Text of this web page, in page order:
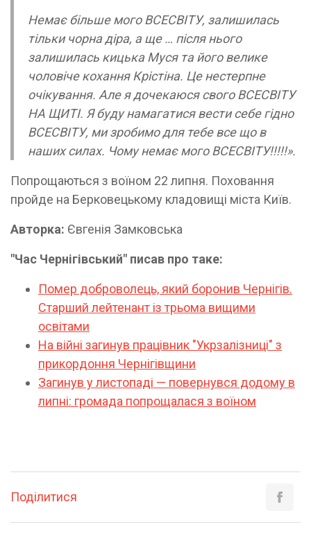
Немає більше мого ВСЕСВІТУ, залишилась
тільки чорна діра, а ще … після нього
залишилась кицька Муся та його велике
чоловіче кохання Крістіна. Це нестерпне
очікування. Але я дочекаюся свого ВСЕСВІТУ
НА ЩИТІ. Я буду намагатися вести себе гідно
ВСЕСВІТУ, ми зробимо для тебе все що в
наших силах. Чому немає мого ВСЕСВІТУ!!!!!».
Попрощаються з воїном 22 липня. Поховання
пройде на Берковецькому кладовищі міста Київ.
Авторка: Євгенія Замковська
"Час Чернігівський" писав про таке:
Помер доброволець, який боронив Чернігів.
Старший лейтенант із трьома вищими
освітами
На війні загинув працівник "Укрзалізниці" з
прикордоння Чернігівщини
Загинув у листопаді — повернувся додому в
липні: громада попрощалася з воїном
Поділитися